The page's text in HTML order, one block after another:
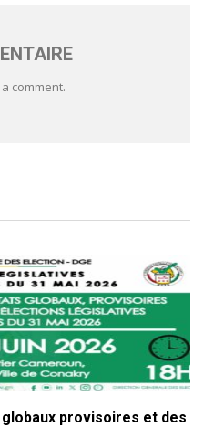
comment.
provisoires et des